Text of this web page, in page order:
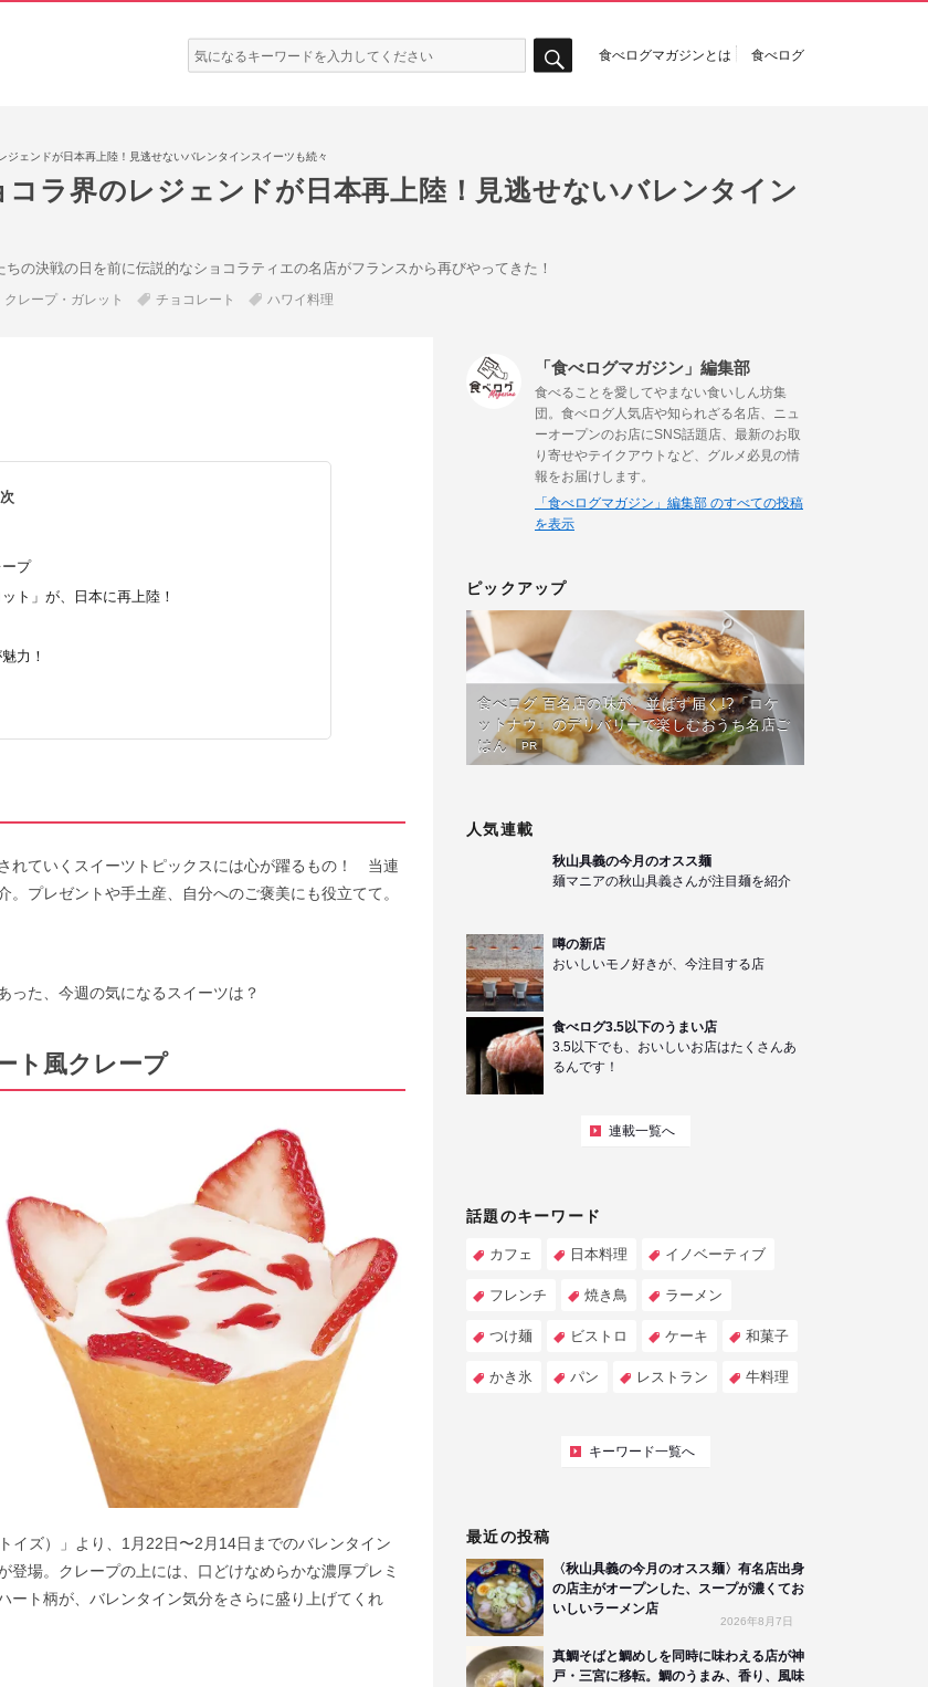
検
索:
食べログマガジンとは 食べログ
ジェンドが日本再上陸！見逃せないバレンタインスイーツも続々
コラ界のレジェンドが日本再上陸！見逃せないバレンタイン
の決戦の日を前に伝説的なショコラティエの名店がフランスから再びやってきた！
クレープ・ガレット チョコレート ハワイ料理
プ
ト」が、日本に再上陸！
力！
れていくスイーツトピックスには心が躍るもの！ 当連
プレゼントや手土産、自分へのご褒美にも役立てて。
った、今週の気になるスイーツは？
ト風クレープ
イズ）」より、1月22日〜2月14日までのバレンタイン
場。クレープの上には、口どけなめらかな濃厚プレミ
ート柄が、バレンタイン気分をさらに盛り上げてくれ
「食べログマガジン」編集部
食べることを愛してやまない食いしん坊集
団。食べログ人気店や知られざる名店、ニュ
ーオープンのお店にSNS話題店、最新のお取
り寄せやテイクアウトなど、グルメ必見の情
報をお届けします。
「食べログマガジン」編集部 のすべての投稿
を表示
ピックアップ
食べログ 百名店の味が、並ばず届く!?「ロケ
ットナウ」のデリバリーで楽しむおうち名店ご
はん
PR
人気連載
秋山具義の今月のオスス麺
麺マニアの秋山具義さんが注目麺を紹介
噂の新店
おいしいモノ好きが、今注目する店
食べログ3.5以下のうまい店
3.5以下でも、おいしいお店はたくさんあ
るんです！
連載一覧へ
話題のキーワード
カフェ 日本料理 イノベーティブ
フレンチ 焼き鳥 ラーメン
つけ麺 ビストロ ケーキ 和菓子
かき氷 パン レストラン 牛料理
キーワード一覧へ
最近の投稿
〈秋山具義の今月のオスス麺〉有名店出身
の店主がオープンした、スープが濃くてお
いしいラーメン店
2026年8月7日
真鯛そばと鯛めしを同時に味わえる店が神
戸・三宮に移転。鯛のうまみ、香り、風味